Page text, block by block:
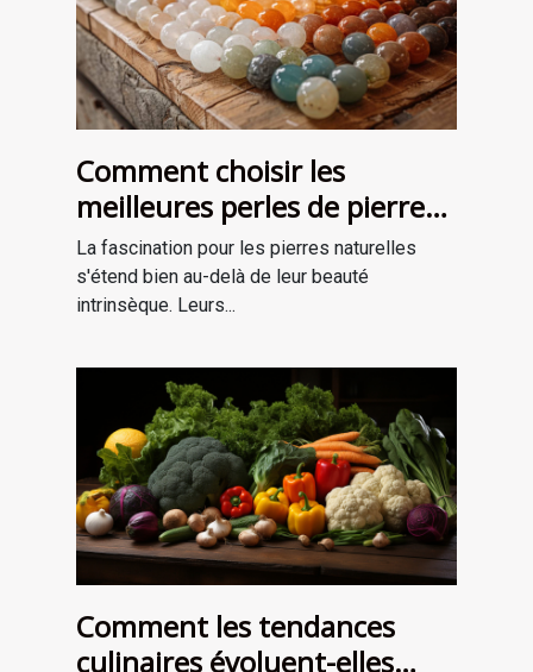
Comment choisir les
meilleures perles de pierre
naturelle pour vos projets de
bijouterie et de lithothérapie
La fascination pour les pierres naturelles
s'étend bien au-delà de leur beauté
intrinsèque. Leurs...
Comment les tendances
culinaires évoluent-elles